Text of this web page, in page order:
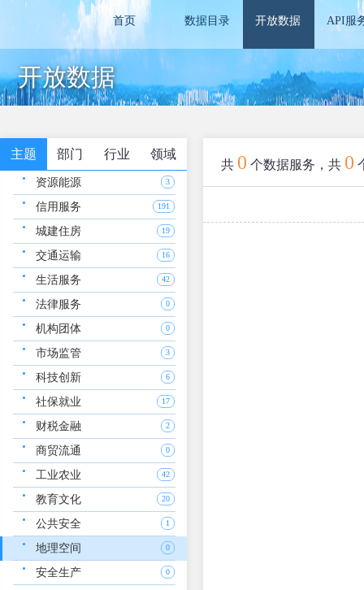
首页 数据目录 开放数据 API服
开放数据
主题 部门 行业 领域
资源能源 3
信用服务 191
城建住房 19
交通运输 16
生活服务 42
法律服务 0
机构团体 0
市场监管 3
科技创新 6
社保就业 17
财税金融 2
商贸流通 0
工业农业 42
教育文化 20
公共安全 1
地理空间 0
安全生产 0
共 0 个数据服务，共 0